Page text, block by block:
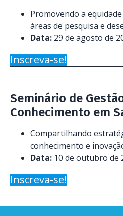
Promovendo a
áreas de pesquisa e
Data: 29 de agosto de
Inscreva-se!
Seminário de
Conhecimento em
Compartilhando
conhecimento e
Data: 10 de outubro de
Inscreva-se!